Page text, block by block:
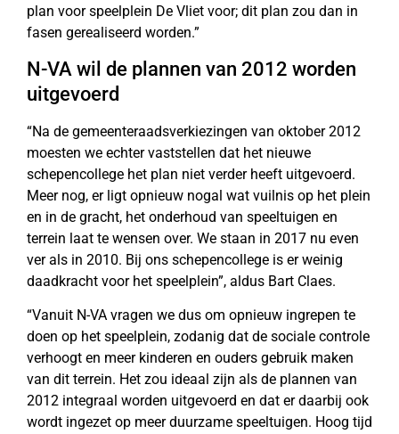
plan voor speelplein De Vliet voor; dit plan zou dan in
fasen gerealiseerd worden.”
N-VA wil de plannen van 2012 worden
uitgevoerd
“Na de gemeenteraadsverkiezingen van oktober 2012
moesten we echter vaststellen dat het nieuwe
schepencollege het plan niet verder heeft uitgevoerd.
Meer nog, er ligt opnieuw nogal wat vuilnis op het plein
en in de gracht, het onderhoud van speeltuigen en
terrein laat te wensen over. We staan in 2017 nu even
ver als in 2010. Bij ons schepencollege is er weinig
daadkracht voor het speelplein”, aldus Bart Claes.
“Vanuit N-VA vragen we dus om opnieuw ingrepen te
doen op het speelplein, zodanig dat de sociale controle
verhoogt en meer kinderen en ouders gebruik maken
van dit terrein. Het zou ideaal zijn als de plannen van
2012 integraal worden uitgevoerd en dat er daarbij ook
wordt ingezet op meer duurzame speeltuigen. Hoog tijd